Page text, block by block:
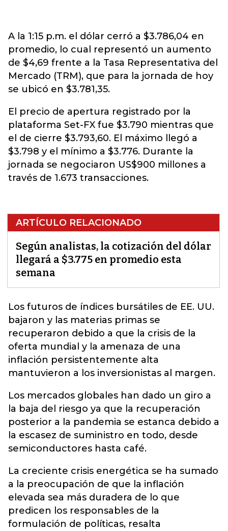
A la 1:15 p.m. el dólar cerró a $3.786,04 en
promedio, lo cual representó un aumento
de $4,69 frente a la Tasa Representativa del
Mercado (TRM), que para la jornada de hoy
se ubicó en $3.781,35.
El precio de apertura registrado por la
plataforma Set-FX fue $3.790 mientras que
el de cierre $3.793,60. El máximo llegó a
$3.798 y el mínimo a $3.776. Durante la
jornada se negociaron US$900 millones a
través de 1.673 transacciones.
ARTÍCULO RELACIONADO
Según analistas, la cotización del dólar
llegará a $3.775 en promedio esta
semana
Los futuros de índices bursátiles de EE. UU.
bajaron y las materias primas se
recuperaron debido a que la crisis de la
oferta mundial y la amenaza de una
inflación persistentemente alta
mantuvieron a los inversionistas al margen.
Los mercados globales han dado un giro a
la baja del riesgo ya que la recuperación
posterior a la pandemia se estanca debido a
la escasez de suministro en todo, desde
semiconductores hasta café.
La creciente crisis energética se ha sumado
a la preocupación de que la inflación
elevada sea más duradera de lo que
predicen los responsables de la
formulación de políticas, resalta